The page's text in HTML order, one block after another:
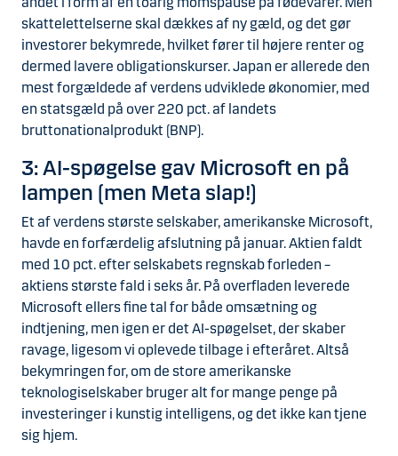
skattelettelserne skal dækkes af ny gæld, og det gør
investorer bekymrede, hvilket fører til højere renter og
dermed lavere obligationskurser. Japan er allerede den
mest forgældede af verdens udviklede økonomier, med
en statsgæld på over 220 pct. af landets
bruttonationalprodukt (BNP).
3: AI-spøgelse gav Microsoft en på
lampen (men Meta slap!)
Et af verdens største selskaber, amerikanske Microsoft,
havde en forfærdelig afslutning på januar. Aktien faldt
med 10 pct. efter selskabets regnskab forleden –
aktiens største fald i seks år. På overfladen leverede
Microsoft ellers fine tal for både omsætning og
indtjening, men igen er det AI-spøgelset, der skaber
ravage, ligesom vi oplevede tilbage i efteråret. Altså
bekymringen for, om de store amerikanske
teknologiselskaber bruger alt for mange penge på
investeringer i kunstig intelligens, og det ikke kan tjene
sig hjem.